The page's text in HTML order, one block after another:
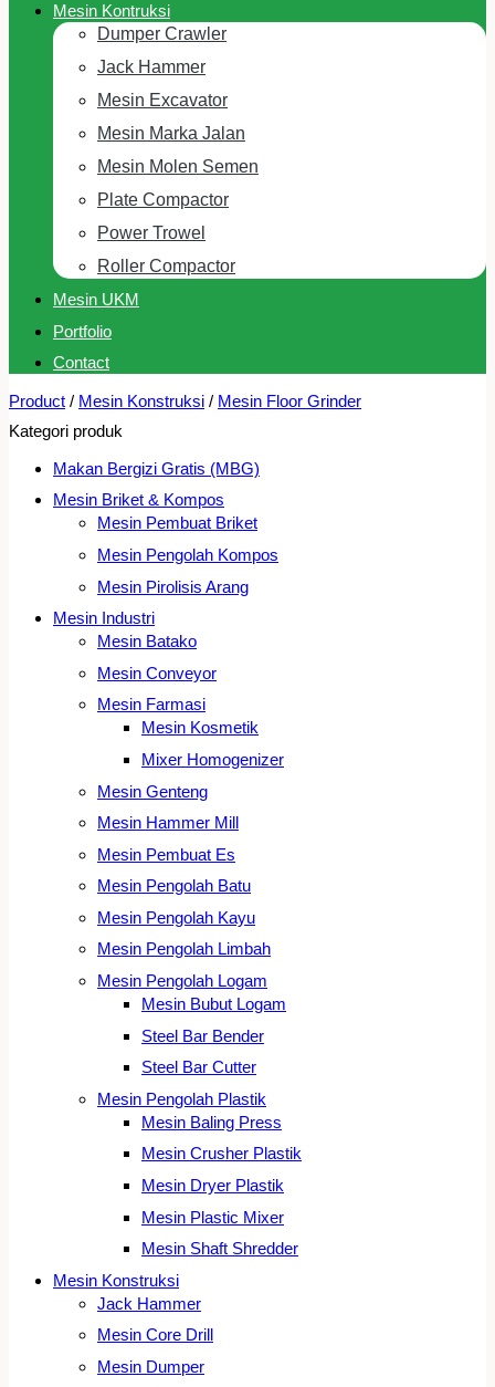
Mesin Kontruksi
Dumper Crawler
Jack Hammer
Mesin Excavator
Mesin Marka Jalan
Mesin Molen Semen
Plate Compactor
Power Trowel
Roller Compactor
Mesin UKM
Portfolio
Contact
Product / Mesin Konstruksi / Mesin Floor Grinder
Kategori produk
Makan Bergizi Gratis (MBG)
Mesin Briket & Kompos
Mesin Pembuat Briket
Mesin Pengolah Kompos
Mesin Pirolisis Arang
Mesin Industri
Mesin Batako
Mesin Conveyor
Mesin Farmasi
Mesin Kosmetik
Mixer Homogenizer
Mesin Genteng
Mesin Hammer Mill
Mesin Pembuat Es
Mesin Pengolah Batu
Mesin Pengolah Kayu
Mesin Pengolah Limbah
Mesin Pengolah Logam
Mesin Bubut Logam
Steel Bar Bender
Steel Bar Cutter
Mesin Pengolah Plastik
Mesin Baling Press
Mesin Crusher Plastik
Mesin Dryer Plastik
Mesin Plastic Mixer
Mesin Shaft Shredder
Mesin Konstruksi
Jack Hammer
Mesin Core Drill
Mesin Dumper